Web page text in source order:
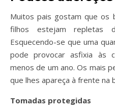
Muitos pais gostam que os
filhos estejam repletas
Esquecendo-se que uma
pode provocar asfixia às
menos de um ano. Os mais
que lhes apareça à frente na
Tomadas protegidas